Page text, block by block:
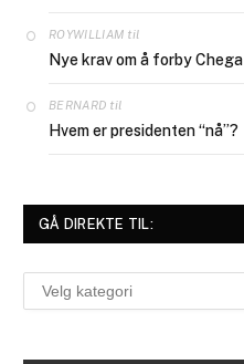
ROYWILLIAM til
Nye krav om å forby Chega
BERNARD til
Hvem er presidenten “nå”?
GÅ DIREKTE TIL:
direkte